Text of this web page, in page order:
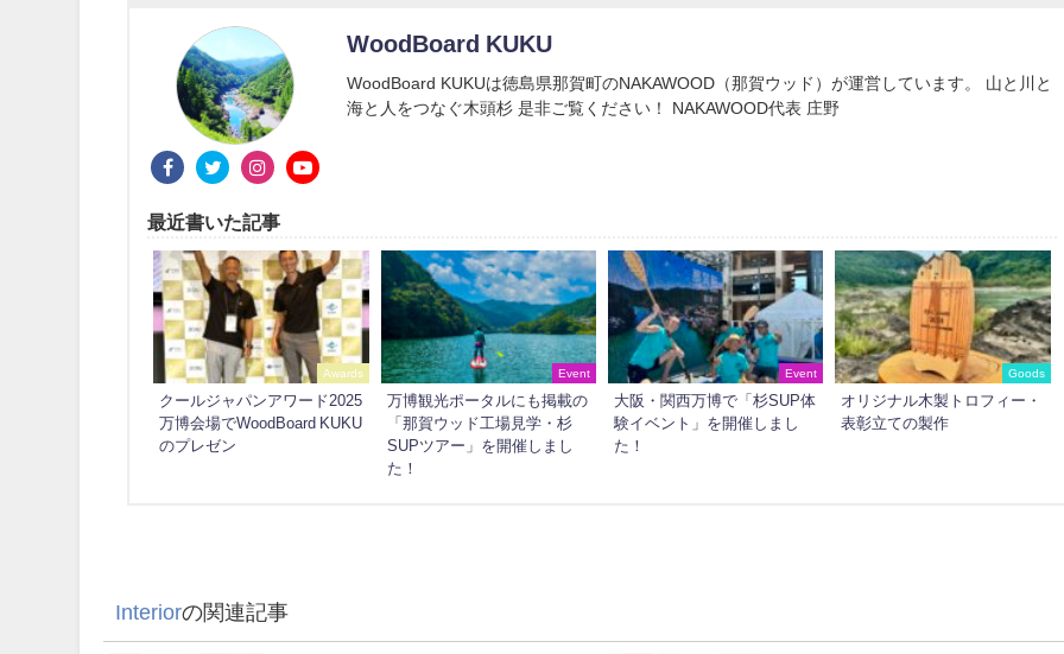
WoodBoard KUKU
WoodBoard KUKUは徳島県那賀町のNAKAWOOD（那賀ウッド）が運営しています。 山と川と
海と人をつなぐ木頭杉 是非ご覧ください！ NAKAWOOD代表 庄野
最近書いた記事
Awards
クールジャパンアワード2025
万博会場でWoodBoard KUKU
のプレゼン
Event
万博観光ポータルにも掲載の
「那賀ウッド工場見学・杉
SUPツアー」を開催しまし
た！
Event
大阪・関西万博で「杉SUP体
験イベント」を開催しまし
た！
Goods
オリジナル木製トロフィー・
表彰立ての製作
Interiorの関連記事